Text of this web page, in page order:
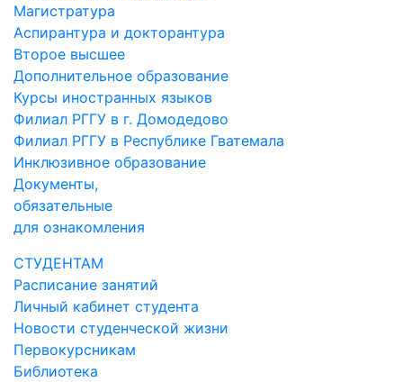
Магистратура
Аспирантура и докторантура
Второе высшее
Дополнительное образование
Курсы иностранных языков
Филиал РГГУ в г. Домодедово
Филиал РГГУ в Республике Гватемала
Инклюзивное образование
Документы,
обязательные
для ознакомления
СТУДЕНТАМ
Расписание занятий
Личный кабинет студента
Новости студенческой жизни
Первокурсникам
Библиотека